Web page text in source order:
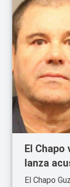
El
lanza
El Chapo